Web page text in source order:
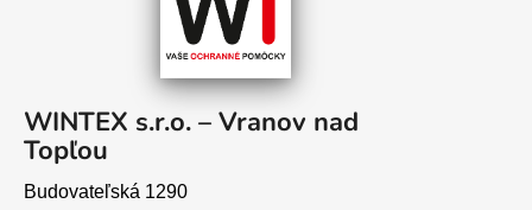
WINTEX s.r.o. – Vranov nad
Topľou
Budovateľská 1290